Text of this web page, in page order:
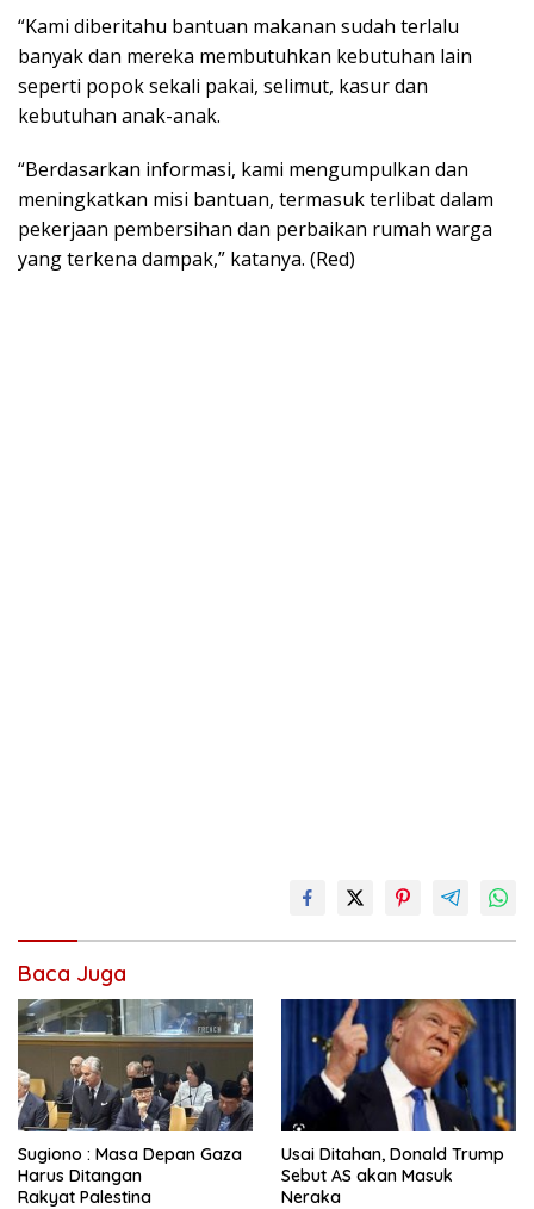
“Kami diberitahu bantuan makanan sudah terlalu
banyak dan mereka membutuhkan kebutuhan lain
seperti popok sekali pakai, selimut, kasur dan
kebutuhan anak-anak.
“Berdasarkan informasi, kami mengumpulkan dan
meningkatkan misi bantuan, termasuk terlibat dalam
pekerjaan pembersihan dan perbaikan rumah warga
yang terkena dampak,” katanya. (Red)
Baca Juga
Sugiono : Masa Depan Gaza
Harus Ditangan
Rakyat Palestina
Usai Ditahan, Donald Trump
Sebut AS akan Masuk
Neraka